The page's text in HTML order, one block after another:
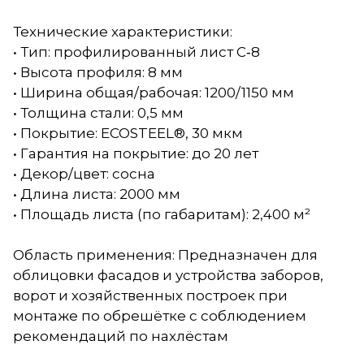
Технические характеристики:
• Тип: профилированный лист С‑8
• Высота профиля: 8 мм
• Ширина общая/рабочая: 1200/1150 мм
• Толщина стали: 0,5 мм
• Покрытие: ECOSTEEL®, 30 мкм
• Гарантия на покрытие: до 20 лет
• Декор/цвет: сосна
• Длина листа: 2000 мм
• Площадь листа (по габаритам): 2,400 м²
Область применения: Предназначен для
облицовки фасадов и устройства заборов,
ворот и хозяйственных построек при
монтаже по обрешётке с соблюдением
рекомендаций по нахлёстам